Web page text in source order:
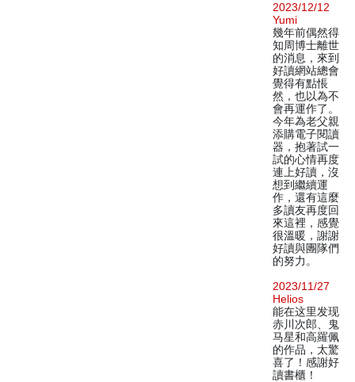
2023/12/12
Yumi
幾年前偶然得
知周博士離世
的消息，來到
好讀網站總會
覺得有點悵
然，也以為不
會再運作了。
今年為老父親
添購電子閱讀
器，抱著試一
試的心情再度
連上好讀，沒
想到繼續運
作，還有這麼
多讀友再度回
來這裡，感覺
很溫暖，謝謝
好讀與團隊們
的努力。
2023/11/27
Helios
能在这里发现
赤川次郎、鬼
马星和高羅佩
的作品，太驚
喜了！感謝好
讀書櫃！